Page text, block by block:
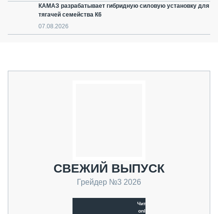
КАМАЗ разрабатывает гибридную силовую установку для
тягачей семейства К6
07.08.2026
СВЕЖИЙ ВЫПУСК
Грейдер №3 2026
Читать
online